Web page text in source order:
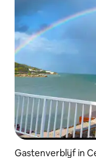
Gastenverblijf in